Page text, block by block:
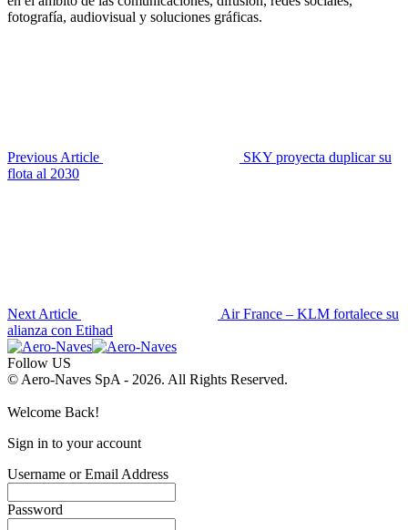
fotografía, audiovisual y soluciones gráficas.
Previous Article
SKY proyecta duplicar su
flota al 2030
Next Article
Air France – KLM fortalece su
alianza con Etihad
Follow US
© Aero-Naves SpA - 2026. All Rights Reserved.
Welcome Back!
Sign in to your account
Username or Email Address
Password